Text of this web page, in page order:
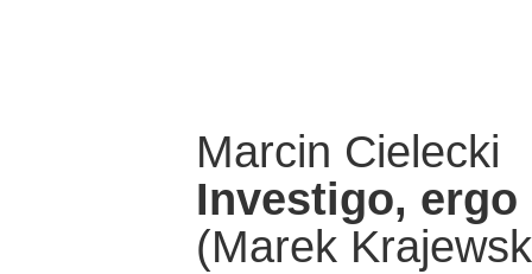
Marcin Cielecki
Investigo, ergo
(Marek